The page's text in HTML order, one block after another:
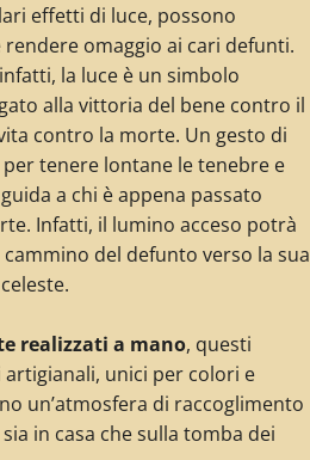
effetti di luce, possono
omaggio ai cari defunti.
la luce è un simbolo
alla vittoria del bene contro il
contro la morte. Un gesto di
tenere lontane le tenebre e
a chi è appena passato
Infatti, il lumino acceso potrà
del defunto verso la sua
realizzati a mano, questi
unici per colori e
un’atmosfera di raccoglimento
in casa che sulla tomba dei